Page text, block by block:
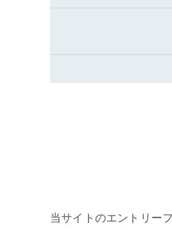
当サイトのエントリー